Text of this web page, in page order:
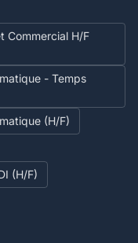
Commercial H/F
- Temps
(H/F)
(H/F)